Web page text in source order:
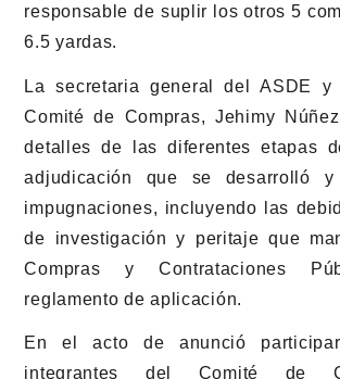
responsable de suplir los otros 5
6.5 yardas.
La secretaria general del ASDE y
Comité de Compras, Jehimy
detalles de las diferentes etapas
adjudicación que se desarrolló
impugnaciones, incluyendo las
de investigación y peritaje que
Compras y Contrataciones
reglamento de aplicación.
En el acto de anunció
integrantes del Comité de